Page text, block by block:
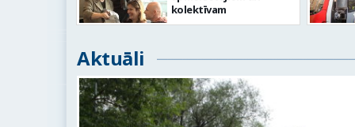
kolektīvam
Aktuāli